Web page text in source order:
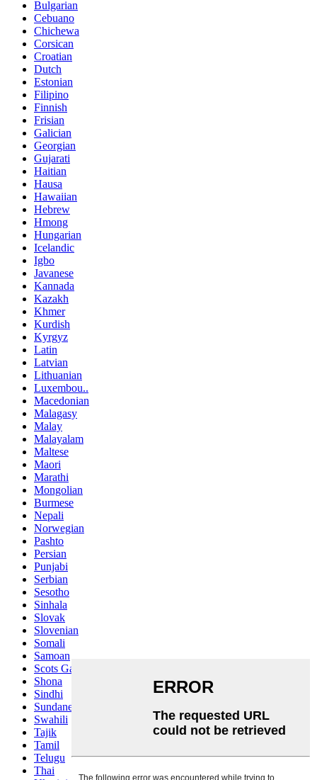
Bulgarian
Cebuano
Chichewa
Corsican
Croatian
Dutch
Estonian
Filipino
Finnish
Frisian
Galician
Georgian
Gujarati
Haitian
Hausa
Hawaiian
Hebrew
Hmong
Hungarian
Icelandic
Igbo
Javanese
Kannada
Kazakh
Khmer
Kurdish
Kyrgyz
Latin
Latvian
Lithuanian
Luxembou..
Macedonian
Malagasy
Malay
Malayalam
Maltese
Maori
Marathi
Mongolian
Burmese
Nepali
Norwegian
Pashto
Persian
Punjabi
Serbian
Sesotho
Sinhala
Slovak
Slovenian
Somali
Samoan
Scots Gaelic
Shona
Sindhi
Sundanese
Swahili
Tajik
Tamil
Telugu
Thai